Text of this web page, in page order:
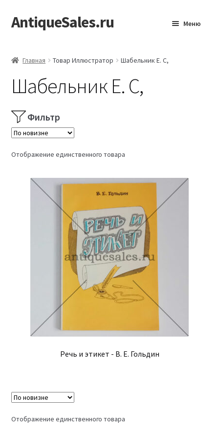
Перейти
к
Перейти
к
AntiqueSales.ru Меню
Главная Товар Иллюстратор Шабельник Е. С,
Шабельник Е. С,
Фильтр
Отображение единственного товара
Речь и этикет - В. Е. Гольдин
Отображение единственного товара